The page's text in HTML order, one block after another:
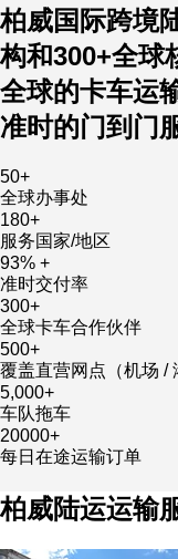
柏威国际跨境
构和300+全球
全球的卡车运
准时的门到门
50+
全球办事处
180+
服务国家/地区
93% +
准时交付率
300+
全球卡车合作伙伴
500+
覆盖直营网点（机场 /
5,000+
车队拖车
20000+
每日在途运输订单
柏威陆运运输